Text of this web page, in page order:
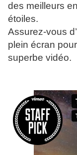
des meilleurs
étoiles.
Assurez-vous
plein écran
superbe vidéo.